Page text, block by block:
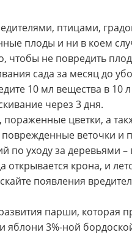
птицами,
плоды и ни в коем
чтобы не повредить
сада за месяц до
10 мл вещества в 10
через 3 дня.
цветки, а
веточки и
по уходу за деревьями
открывается крона, и
появления
парши, которая
яблони 3%-ной